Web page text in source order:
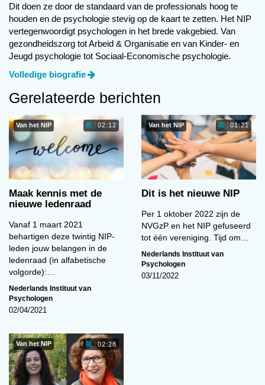
Gerdie Langenhuizen
‘Samenwerking en
verbinding zijn voor mij
belangrijk speerpunt is wat
mij betreft de tweedeling
in de ggz, tussen
volwassenen en jeugd, waardoor met name
jongvolwassenen tussen wal en schip dreigen te
belanden.’
Jan de Moor
‘Ik heb veel waardering voor het
werk dat het NIP tot op heden
heeft verzet. En zie nog de
nodige uitdagingen. Het NIP
zou nog meer kunnen inzetten
om een kwaliteitskader te
eisen worden gesteld aan de psychologische
beroepsbeoefening. Mijn kennis en ervaringen
wil ik hier graag bij inzetten.’
Dit doen ze door de standaard van de professionals hoog te
houden en de psychologie stevig op de kaart te zetten. Het NIP
vertegenwoordigt psychologen in het brede vakgebied. Van
gezondheidszorg tot Arbeid & Organisatie en van Kinder- en
Jeugd psychologie tot Sociaal-Economische psychologie.
Volledige biografie
Gerelateerde berichten
Van het NIP 02:12
Maak kennis met de
nieuwe ledenraad
Vanaf 1 maart 2021
behartigen deze twintig NIP-
leden jouw belangen in de
ledenraad (in alfabetische
volgorde):…
Nederlands Instituut van
Psychologen
02/04/2021
Van het NIP 01:21
Dit is het nieuwe NIP
Per 1 oktober 2022 zijn de
NVGzP en het NIP gefuseerd
tot één vereniging. Tijd om…
Nederlands Instituut van
Psychologen
03/11/2022
Van het NIP 02:28